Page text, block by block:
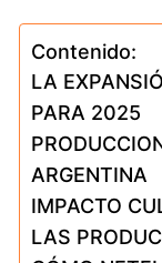
Contenido:
LA
PARA 2025
ARGENTINA
IMPACTO
LAS